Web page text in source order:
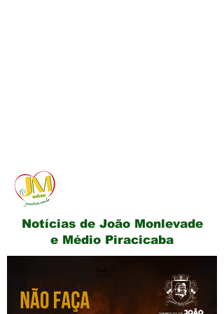
Notícias de João Monlevade
e Médio Piracicaba